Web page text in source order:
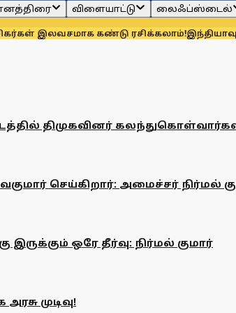
விளையாட்டு லைஃப்ஸ்டைல்
இலவசமாக கண்டு ரசிக்கலாம்!
திமுகவினர்
செய்கிறார்: அமைச்சர் நிர்மல்
இருக்கும் ஒரே தீர்வு: நிர்மல் குமார்
முடிவு!